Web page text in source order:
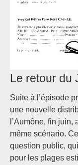
Le retour du
Suite à l’épisode
une nouvelle
l’Aumône, fin
même scénario.
question public,
pour les plages